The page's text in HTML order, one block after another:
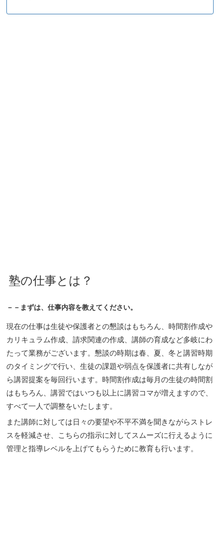
塾の仕事とは？
－－まずは、仕事内容を教えてください。
現在の仕事は生徒や保護者との懇談はもちろん、時間割作成や
カリキュラム作成、請求関連の作成、講師の育成など多岐にわ
たって業務がございます。懇談の時期は春、夏、冬と講習時期
のタイミングで行い、生徒の課題や弱点を保護者に共有しなが
ら講習提案を毎回行います。時間割作成は毎月の生徒の時間割
はもちろん、講習ではいつも以上に講習コマが増えますので、
すべて一人で調整をいたします。
また講師に対しては日々の要望や不平不満を聞きながらストレ
スを軽減させ、こちらの指示に対してスムーズに行えるように
管理と指導レベルを上げてもらうために教育も行います。